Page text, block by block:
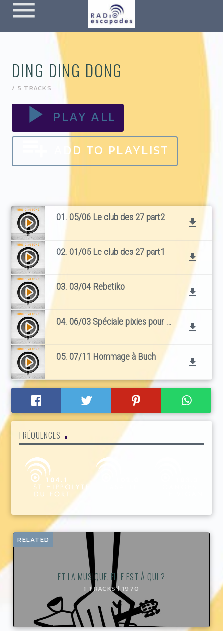
menu
DING DING DONG
/ 5 TRACKS
play_arrow PLAY ALL
ADD TO PLAYLIST
play_circle_filled 01. 05/06 Le club des 27 part2 file_download
play_circle_filled 02. 01/05 Le club des 27 part1 file_download
play_circle_filled 03. 03/04 Rebetiko file_download
play_circle_filled 04. 06/03 Spéciale pixies pour Mars file_download
play_circle_filled 05. 07/11 Hommage à Buch file_download
FRÉQUENCES
RELATED
ET LA MUSIQUE, ELLE EST À QUI ?
1 TRACKS | 1970